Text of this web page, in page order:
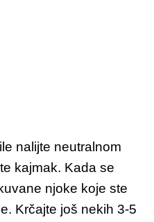
nalijte neutralnom
kajmak. Kada se
njoke koje ste
Krčajte još nekih 3-5